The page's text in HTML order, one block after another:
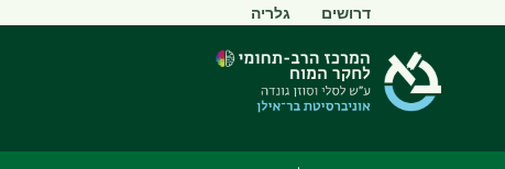
תפריט
משני
דרושים גלריה